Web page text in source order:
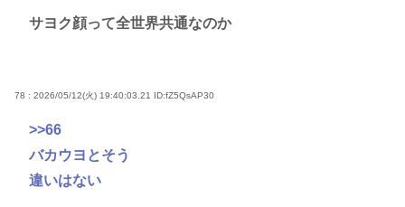
サヨク顔って全世界共通なのか
78 : 2026/05/12(火) 19:40:03.21 ID:fZ5QsAP30
>>66
バカウヨとそう
違いはない